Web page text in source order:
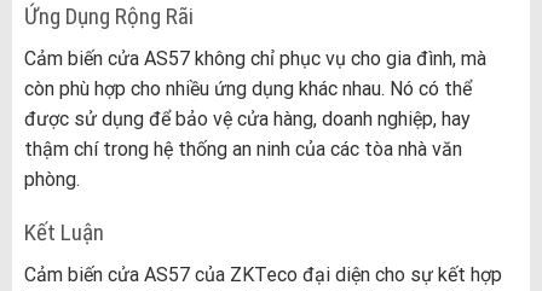
Ứng Dụng Rộng Rãi
Cảm biến cửa AS57 không chỉ phục vụ cho gia đình, mà
còn phù hợp cho nhiều ứng dụng khác nhau. Nó có thể
được sử dụng để bảo vệ cửa hàng, doanh nghiệp, hay
thậm chí trong hệ thống an ninh của các tòa nhà văn
phòng.
Kết Luận
Cảm biến cửa AS57 của ZKTeco đại diện cho sự kết hợp